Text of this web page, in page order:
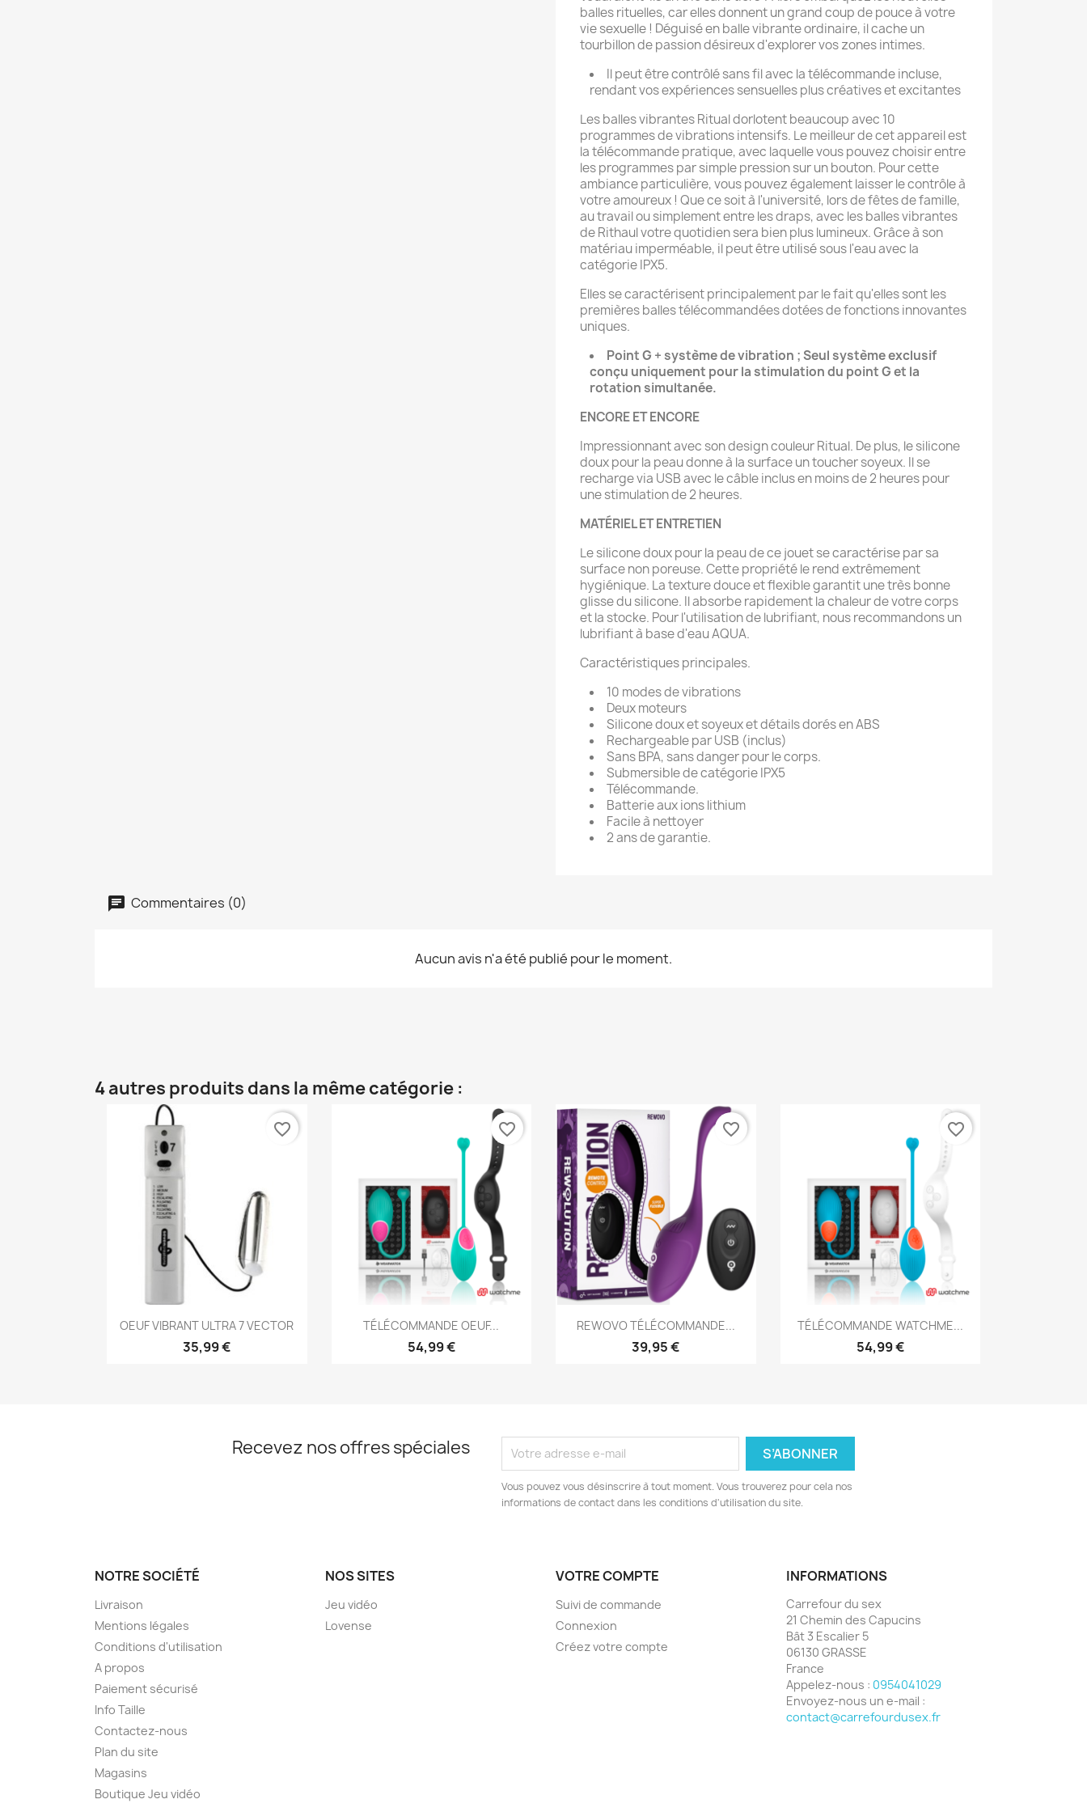
balles rituelles, car elles donnent un grand coup de pouce à votre
vie sexuelle ! Déguisé en balle vibrante ordinaire, il cache un
tourbillon de passion désireux d'explorer vos zones intimes.
Il peut être contrôlé sans fil avec la télécommande incluse,
rendant vos expériences sensuelles plus créatives et excitantes
Les balles vibrantes Ritual dorlotent beaucoup avec 10
programmes de vibrations intensifs. Le meilleur de cet appareil est
la télécommande pratique, avec laquelle vous pouvez choisir entre
les programmes par simple pression sur un bouton. Pour cette
ambiance particulière, vous pouvez également laisser le contrôle à
votre amoureux ! Que ce soit à l'université, lors de fêtes de famille,
au travail ou simplement entre les draps, avec les balles vibrantes
de Rithaul votre quotidien sera bien plus lumineux. Grâce à son
matériau imperméable, il peut être utilisé sous l'eau avec la
catégorie IPX5.
Elles se caractérisent principalement par le fait qu'elles sont les
premières balles télécommandées dotées de fonctions innovantes
uniques.
Point G + système de vibration ; Seul système exclusif
conçu uniquement pour la stimulation du point G et la
rotation simultanée.
ENCORE ET ENCORE
Impressionnant avec son design couleur Ritual. De plus, le silicone
doux pour la peau donne à la surface un toucher soyeux. Il se
recharge via USB avec le câble inclus en moins de 2 heures pour
une stimulation de 2 heures.
MATÉRIEL ET ENTRETIEN
Le silicone doux pour la peau de ce jouet se caractérise par sa
surface non poreuse. Cette propriété le rend extrêmement
hygiénique. La texture douce et flexible garantit une très bonne
glisse du silicone. Il absorbe rapidement la chaleur de votre corps
et la stocke. Pour l'utilisation de lubrifiant, nous recommandons un
lubrifiant à base d'eau AQUA.
Caractéristiques principales.
10 modes de vibrations
Deux moteurs
Silicone doux et soyeux et détails dorés en ABS
Rechargeable par USB (inclus)
Sans BPA, sans danger pour le corps.
Submersible de catégorie IPX5
Télécommande.
Batterie aux ions lithium
Facile à nettoyer
2 ans de garantie.
Commentaires (0)
Aucun avis n'a été publié pour le moment.
4 autres produits dans la même catégorie :
Aperçu rapide
OEUF VIBRANT ULTRA 7 VECTOR
35,99 €
favorite_border
Aperçu rapide
TÉLÉCOMMANDE OEUF...
54,99 €
favorite_border
Aperçu rapide
REWOVO TÉLÉCOMMANDE...
39,95 €
favorite_border
Aperçu rapide
TÉLÉCOMMANDE WATCHME...
54,99 €
favorite_border
Recevez nos offres spéciales
Vous pouvez vous désinscrire à tout moment. Vous trouverez pour cela nos
informations de contact dans les conditions d'utilisation du site.
NOTRE SOCIÉTÉ
Livraison
Mentions légales
Conditions d'utilisation
A propos
Paiement sécurisé
Info Taille
Contactez-nous
Plan du site
Magasins
Boutique Jeu vidéo
NOS SITES
Jeu vidéo
Lovense
VOTRE COMPTE
Suivi de commande
Connexion
Créez votre compte
INFORMATIONS
Carrefour du sex
21 Chemin des Capucins
Bât 3 Escalier 5
06130 GRASSE
France
Appelez-nous : 0954041029
Envoyez-nous un e-mail :
contact@carrefourdusex.fr